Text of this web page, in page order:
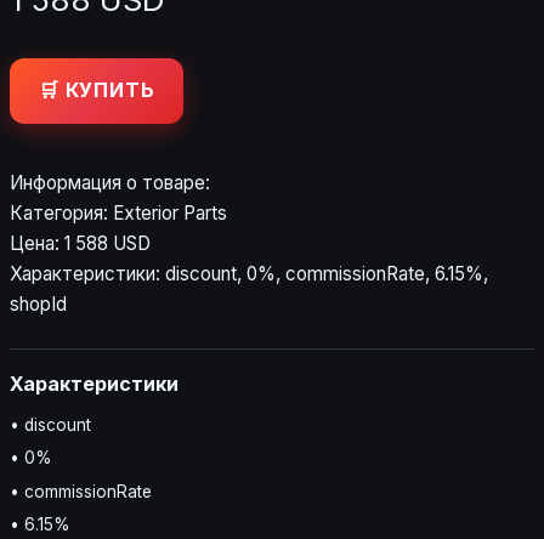
🛒 КУПИТЬ
Информация о товаре:
Категория: Exterior Parts
Цена: 1 588 USD
Характеристики: discount, 0%, commissionRate, 6.15%,
shopId
Характеристики
• discount
• 0%
• commissionRate
• 6.15%